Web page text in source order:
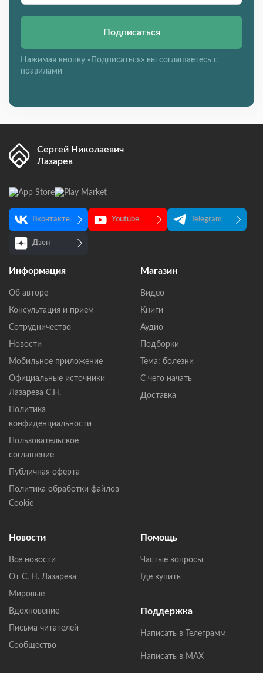
Подписаться
Нажимая кнопку «Подписаться» вы соглашаетесь с
правилами
Сергей Николаевич
Лазарев
Вконтакте Youtube Telegram
Дзен
Информация
Об авторе
Консультация и прием
Сотрудничество
Новости
Мобильное приложение
Официальные источники
Лазарева С.Н.
Политика
конфиденциальности
Пользовательское
соглашение
Публичная оферта
Политика обработки файлов
Cookie
Магазин
Видео
Книги
Аудио
Подборки
Тема: болезни
С чего начать
Доставка
Новости
Все новости
От С. Н. Лазарева
Мировые
Вдохновение
Письма читателей
Сообщество
Помощь
Частые вопросы
Где купить
Поддержка
Написать в Телеграмм
Написать в MAX